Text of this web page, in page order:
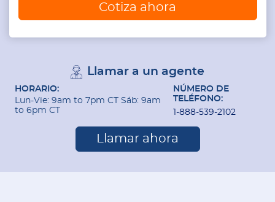
Cotiza ahora
Llamar a un agente
HORARIO:
Lun-Vie: 9am to 7pm CT Sáb: 9am
to 6pm CT
NÚMERO DE
TELÉFONO:
1-888-539-2102
Llamar ahora